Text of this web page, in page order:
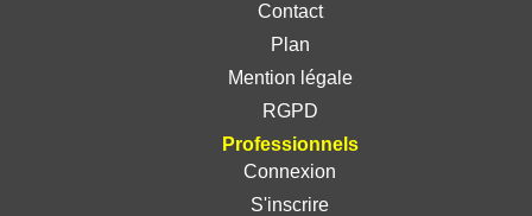
Contact
Plan
Mention légale
RGPD
Professionnels
Connexion
S'inscrire